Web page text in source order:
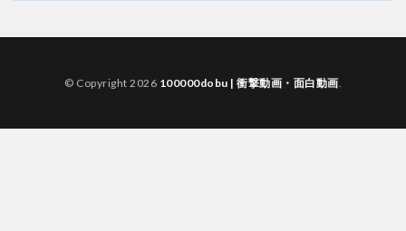
© Copyright 2026 100000dobu | 衝撃動画・面白動画.